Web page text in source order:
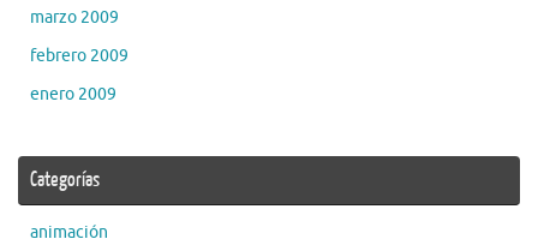
marzo 2009
febrero 2009
enero 2009
Categorías
animación